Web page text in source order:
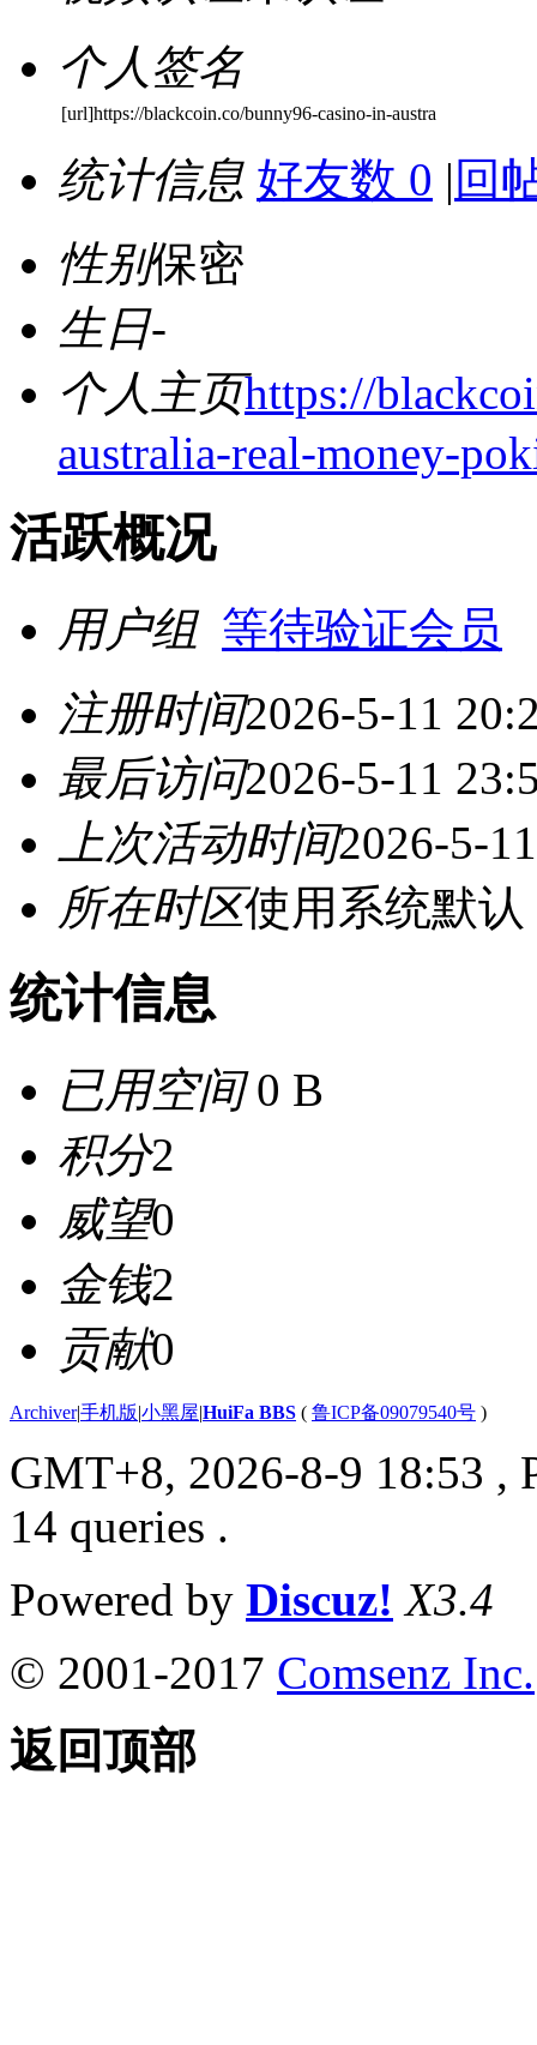
个人签名
[url]https://blackcoin.co/bunny96-casino-in-austra
统计信息 好友数 0 | 回
性别保密
生日-
个人主页https://
australia-real-money-
活跃概况
用户组 等待验证会员
注册时间2026-5-11
最后访问2026-5-11
上次活动时间2026-5-
所在时区使用系统默认
统计信息
已用空间0 B
积分2
威望0
金钱2
贡献0
Archiver|手机版|小黑屋|HuiFa BBS ( 鲁ICP备09079540号 )
GMT+8, 2026-8-9 18:53 ,
14 queries .
Powered by Discuz! X3.4
© 2001-2017 Comsenz Inc.
返回顶部